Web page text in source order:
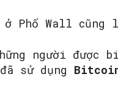
ở Phố Wall cũng
người
sử dụng